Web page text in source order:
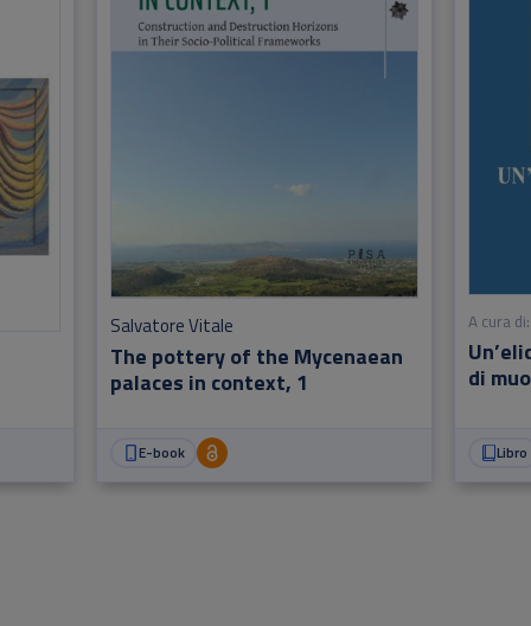
The pottery of the Mycenaean
palaces in context, 1
Salvatore Vitale
E-book
di
A cura di:
Libro